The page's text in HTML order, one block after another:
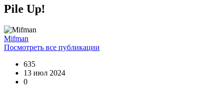
Boycenunse
Цитата: cord
Представлено несколько ссылок на скачивание (торрент,
архив и FLAC), но основной – Unofficial Game Soundtrack
OST. На странице можно послушать онлайн полную версию,
включая треки от Paul Linford
Pile Up!
Mifman
Посмотреть все публикации
635
13 июл 2024
0